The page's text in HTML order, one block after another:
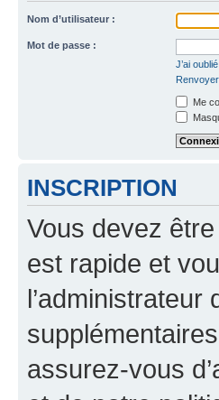
Nom d’utilisateur :
Mot de passe :
J’ai
Me
INSCRIPTION
Vous devez
est rapide et
assurez-vous